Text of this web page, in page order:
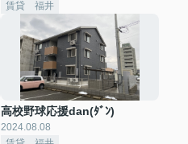
賃貸 福井
高校野球応援dan(ﾀﾞﾝ)
2024.08.08